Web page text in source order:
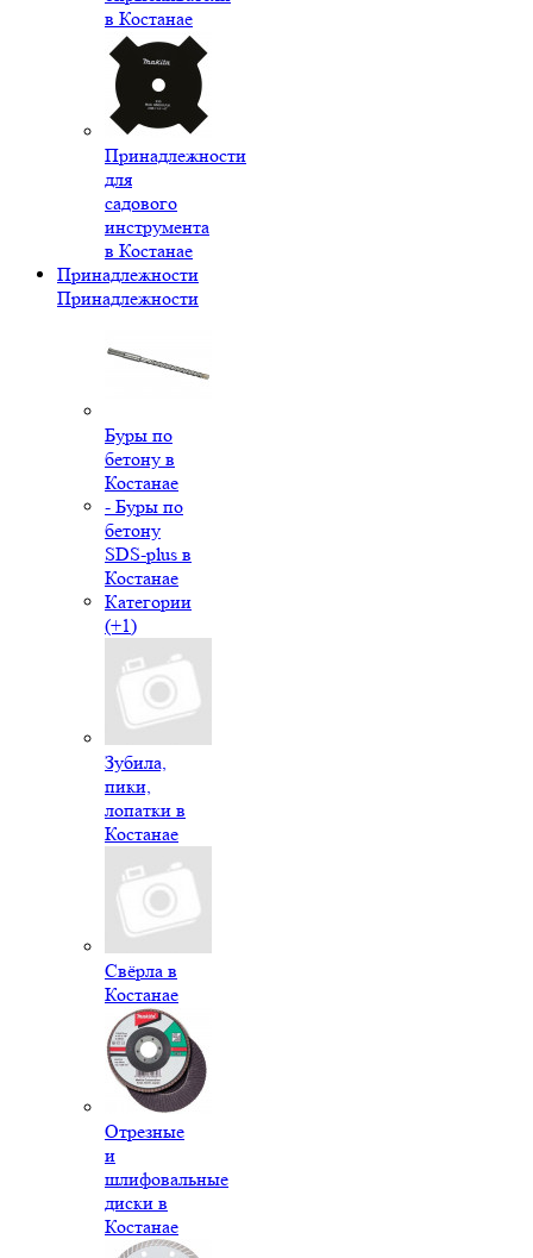
в Костанае
Принадлежности
для
садового
инструмента
в Костанае
Принадлежности
Принадлежности
Буры по
бетону в
Костанае
- Буры по
бетону
SDS-plus в
Костанае
Категории
(+1)
Зубила,
пики,
лопатки в
Костанае
Свёрла в
Костанае
Отрезные
и
шлифовальные
диски в
Костанае